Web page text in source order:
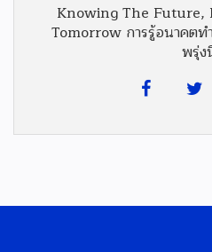
Knowing The Future,
Tomorrow การรู้อนาคตท
พรุ่ง